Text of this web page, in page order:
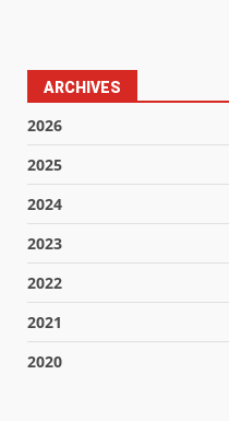
ARCHIVES
2026
2025
2024
2023
2022
2021
2020